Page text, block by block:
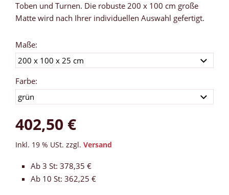
Toben und Turnen. Die robuste 200 x 100 cm große
Matte wird nach Ihrer individuellen Auswahl gefertigt.
Maße:
Farbe:
402,50 €
Inkl. 19 % USt. zzgl. Versand
Ab 3 St: 378,35 €
Ab 10 St: 362,25 €